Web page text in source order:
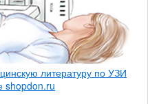
литературу по УЗИ
shopdon.ru